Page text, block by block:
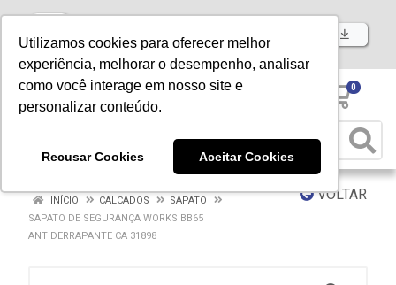
Utilizamos cookies para oferecer melhor
experiência, melhorar o desempenho, analisar
como você interage em nosso site e
personalizar conteúdo.
Recusar Cookies Aceitar Cookies
Baixe já nosso APP
0
VOLTAR
INÍCIO CALCADOS
SAPATO
SAPATO DE SEGURANÇA WORKS BB65
ANTIDERRAPANTE CA 31898